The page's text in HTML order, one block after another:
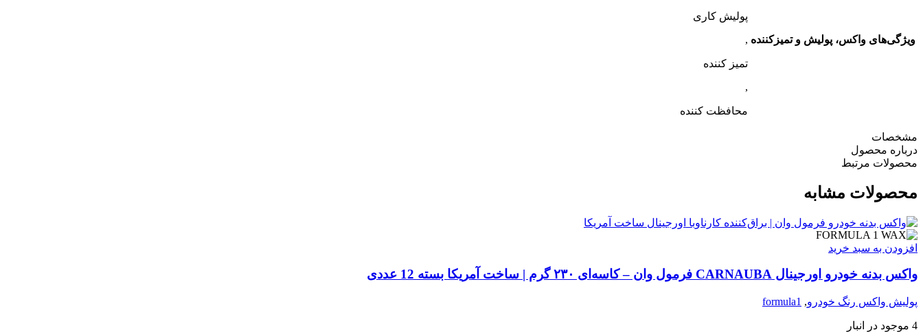
ویژگی‌های واکس، پولیش و تمیزکننده
پولیش کاری
,
تمیز کننده
,
محافظت کننده
مشخصات
درباره محصول
محصولات مرتبط
محصولات مشابه
افزودن به سبد خرید
واکس بدنه خودرو اورجینال CARNAUBA فرمول وان – کاسه‌ای ۲۳۰ گرم | ساخت آمریکا بسته 12 عددی
پولیش واکس رنگ خودرو,
formula1
4 موجود در انبار